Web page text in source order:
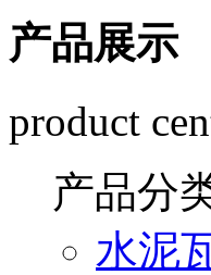
产品展示
product
产品分
水泥